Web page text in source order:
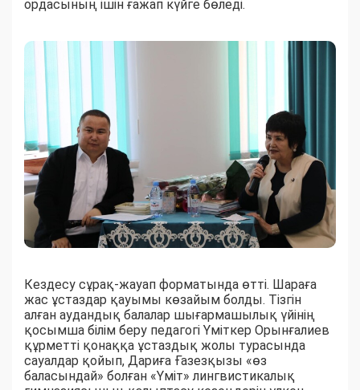
ордасының ішін ғажап күйге бөледі.
Кездесу сұрақ-жауап форматында өтті. Шараға
жас ұстаздар қауымы көзайым болды. Тізгін
алған аудандық балалар шығармашылық үйінің
қосымша білім беру педагогі Үміткер Орынғалиев
құрметті қонаққа ұстаздық жолы турасында
сауалдар қойып, Дариға Ғазезқызы «өз
баласындай» болған «Үміт» лингвистикалық